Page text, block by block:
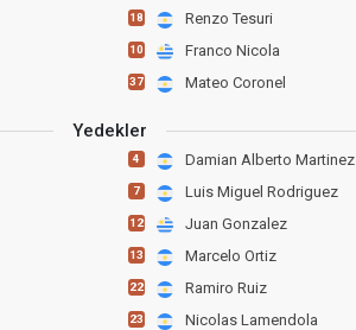
18 Renzo Tesuri
10 Franco Nicola
37 Mateo Coronel
Yedekler
4 Damian Alberto Martinez
7 Luis Miguel Rodriguez
12 Juan Gonzalez
13 Marcelo Ortiz
22 Ramiro Ruiz
23 Nicolas Lamendola